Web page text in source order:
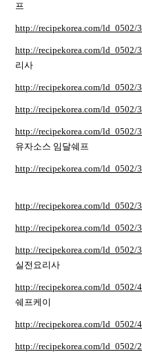
프
http://recipekorea.com/ld_0502/
http://recipekorea.com/ld_0502/
리사
http://recipekorea.com/ld_0502/
http://recipekorea.com/ld_0502/
http://recipekorea.com/ld_0502/
유자소스 임달쉐프
http://recipekorea.com/ld_0502/
http://recipekorea.com/ld_0502/
http://recipekorea.com/ld_0502/
http://recipekorea.com/ld_0502/
실전요리사
http://recipekorea.com/ld_0502/
쉐프케이
http://recipekorea.com/ld_0502/
http://recipekorea.com/ld_0502/